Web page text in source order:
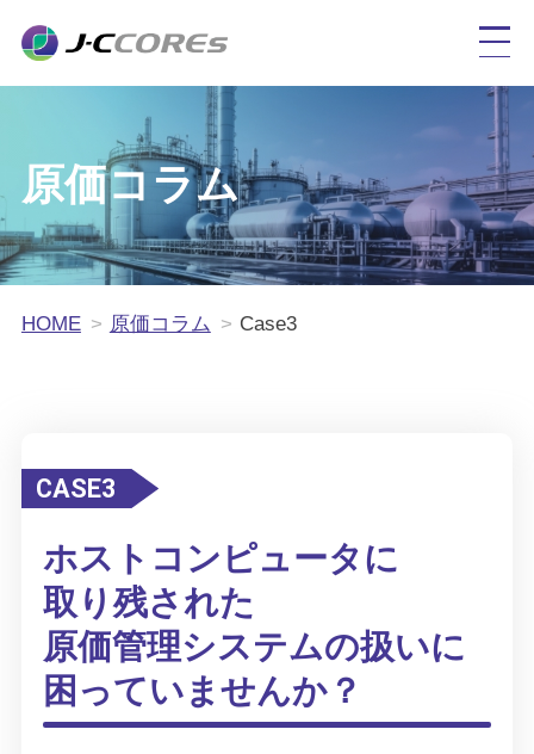
原価コラム
HOME 原価コラム Case3
CASE3
ホストコンピュータに
取り残された
原価管理システムの扱いに
困っていませんか？